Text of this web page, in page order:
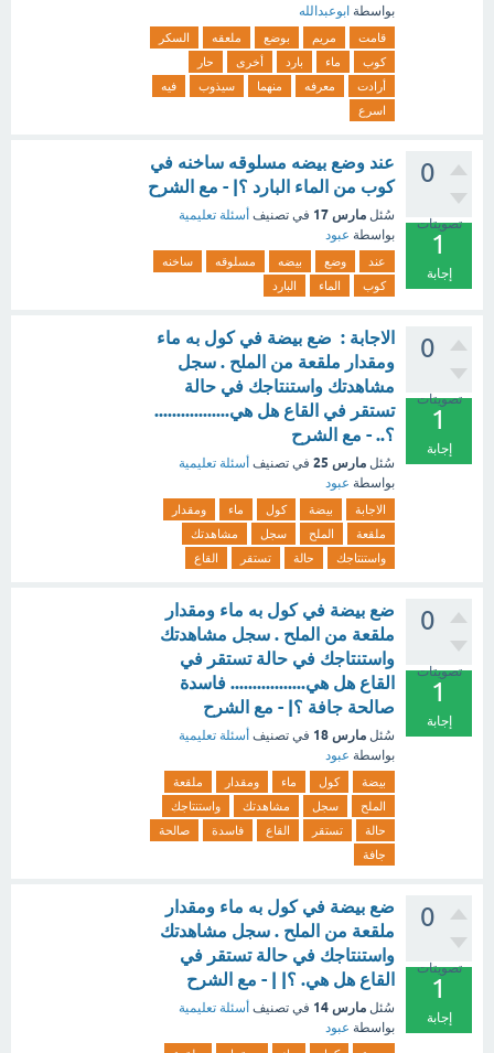
بواسطة ابوعبدالله
قامت مريم بوضع ملعقه
السكر
كوب
ماء بارد أخرى
حار
أرادت
معرفه منهما سيذوب
فيه
اسرع
0
تصويتات
1
إجابة
عند وضع بيضه مسلوقه ساخنه في
كوب من الماء البارد ؟| - مع الشرح
سُئل مارس 17 في تصنيف أسئلة تعليمية
بواسطة عبود
عند وضع بيضه مسلوقه
ساخنه
كوب
الماء البارد
0
تصويتات
1
إجابة
الاجابة : ضع بيضة في كول به ماء
ومقدار ملقعة من الملح . سجل
مشاهدتك واستنتاجك في حالة
تستقر في القاع هل هي.................
؟.. - مع الشرح
سُئل مارس 25 في تصنيف أسئلة تعليمية
بواسطة عبود
الاجابة بيضة كول ماء
ومقدار
ملقعة
الملح سجل
مشاهدتك
واستنتاجك
حالة تستقر القاع
0
تصويتات
1
إجابة
ضع بيضة في كول به ماء ومقدار
ملقعة من الملح . سجل مشاهدتك
واستنتاجك في حالة تستقر في
القاع هل هي................. فاسدة
صالحة جافة ؟| - مع الشرح
سُئل مارس 18 في تصنيف أسئلة تعليمية
بواسطة عبود
بيضة كول ماء ومقدار
ملقعة
الملح
سجل مشاهدتك
واستنتاجك
حالة
تستقر القاع فاسدة
صالحة
جافة
0
تصويتات
1
إجابة
ضع بيضة في كول به ماء ومقدار
ملقعة من الملح . سجل مشاهدتك
واستنتاجك في حالة تستقر في
القاع هل هي. ؟| | - مع الشرح
سُئل مارس 14 في تصنيف أسئلة تعليمية
بواسطة عبود